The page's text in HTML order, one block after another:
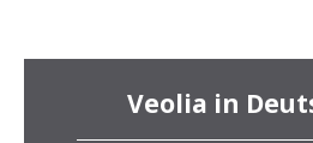
Veolia in